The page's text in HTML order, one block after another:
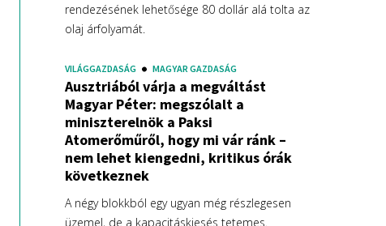
rendezésének lehetősége 80 dollár alá tolta az
olaj árfolyamát.
VILÁGGAZDASÁG MAGYAR GAZDASÁG
Ausztriából várja a megváltást
Magyar Péter: megszólalt a
miniszterelnök a Paksi
Atomerőműről, hogy mi vár ránk –
nem lehet kiengedni, kritikus órák
következnek
A négy blokkból egy ugyan még részlegesen
üzemel, de a kapacitáskiesés tetemes.